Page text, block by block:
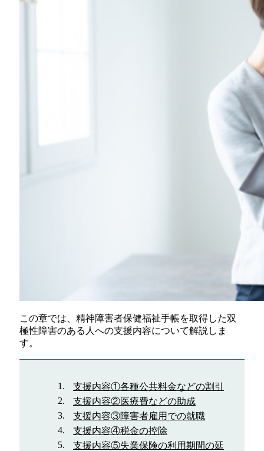
この章では、精神障害者保健福祉手帳を取得した双
極性障害のある人への支援内容について解説しま
す。
支援内容①各種公共料金などの割引
支援内容②医療費などの助成
支援内容③障害者雇用での就職
支援内容④税金の控除
支援内容⑤失業保険の利用期間の延